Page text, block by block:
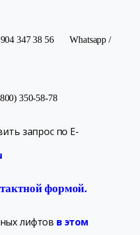
347 38 56 Whatsapp /
350-58-78
запрос по E-
формой.
лифтов в этом